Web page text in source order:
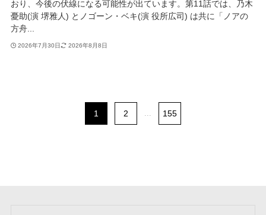
おり、今後の伏線になる可能性が出ています。第11話では、乃木
憂助(演 堺雅人) とノゴーン・ベキ(演 役所広司) は共に「ノアの
方舟...
2026年7月30日 2026年8月8日
1 2 ... 155